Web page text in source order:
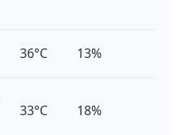
36°C 13%
33°C 18%